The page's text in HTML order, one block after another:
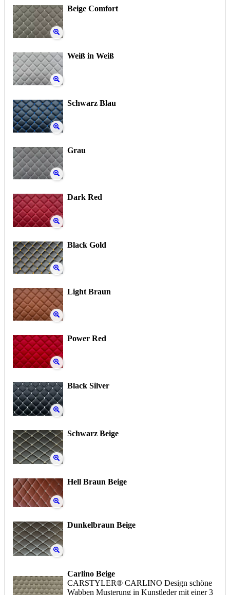
Beige Comfort
Weiß in Weiß
Schwarz Blau
Grau
Dark Red
Black Gold
Light Braun
Power Red
Black Silver
Schwarz Beige
Hell Braun Beige
Dunkelbraun Beige
Carlino Beige
CARSTYLER® CARLINO Design schöne
Wabben Musterung in Kunstleder mit einer 3